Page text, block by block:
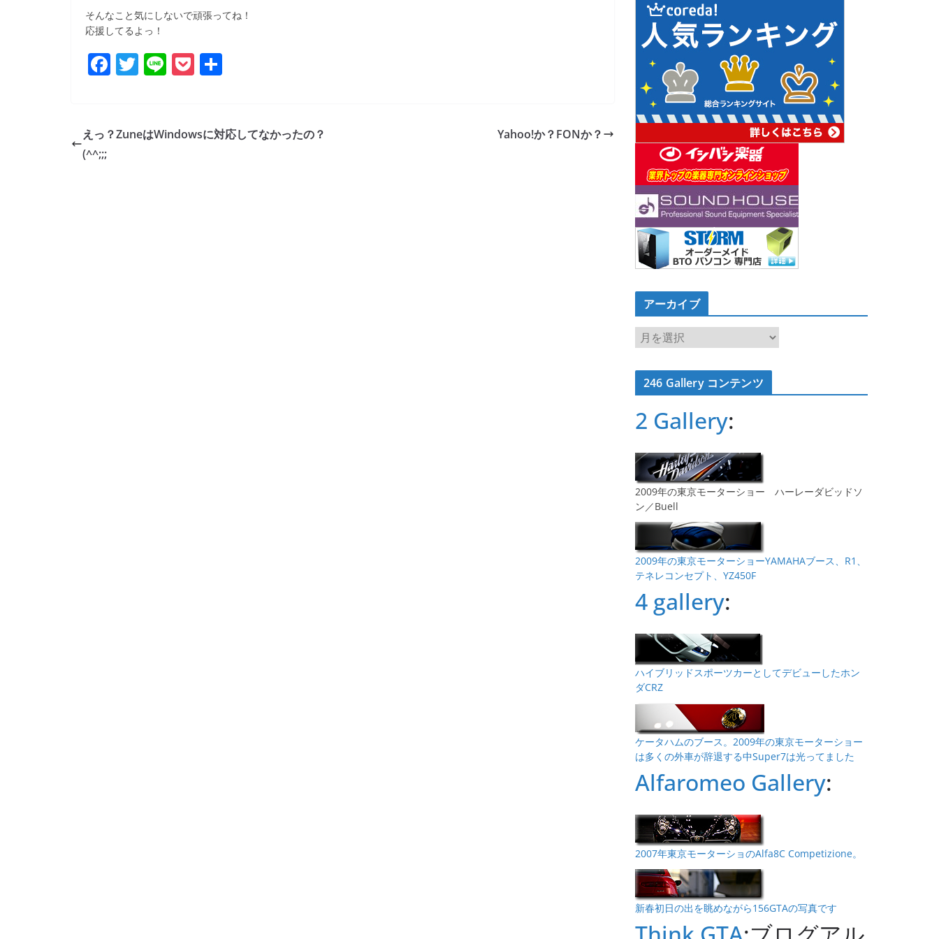
b
o
o
k
そんなこと気にしないで頑張ってね！
応援してるよっ！
F
e
T
er
Li P
et
えっ？ZuneはWindowsに対応してなかったの？
(^^;;;
Yahoo!か？FONか？
アーカイブ
ア
ー
カ
イ246 Gallery コンテンツ
2 Gallery:
2009年の東京モーターショー ハーレーダビッドソ
ン／Buell
2009年の東京モーターショーYAMAHAブース、R1、
テネレコンセプト、YZ450F
4 gallery:
ハイブリッドスポーツカーとしてデビューしたホン
ダCRZ
ケータハムのブース。2009年の東京モーターショー
は多くの外車が辞退する中Super7は光ってました
Alfaromeo Gallery:
2007年東京モーターショのAlfa8C Competizione。
新春初日の出を眺めながら156GTAの写真です